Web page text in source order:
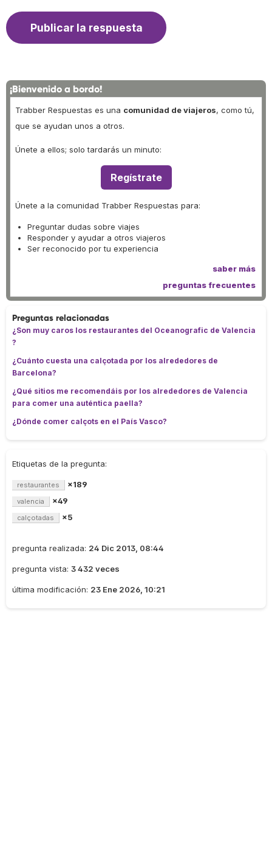
¡Bienvenido a bordo!
Trabber Respuestas es una comunidad de viajeros, como tú,
que se ayudan unos a otros.
Únete a ellos; solo tardarás un minuto:
Regístrate
Únete a la comunidad Trabber Respuestas para:
Preguntar dudas sobre viajes
Responder y ayudar a otros viajeros
Ser reconocido por tu experiencia
saber más
preguntas frecuentes
Preguntas relacionadas
¿Son muy caros los restaurantes del Oceanografic de Valencia
?
¿Cuánto cuesta una calçotada por los alrededores de
Barcelona?
¿Qué sitios me recomendáis por los alrededores de Valencia
para comer una auténtica paella?
¿Dónde comer calçots en el País Vasco?
Etiquetas de la pregunta:
restaurantes ×189
valencia ×49
calçotadas ×5
pregunta realizada: 24 Dic 2013, 08:44
pregunta vista: 3 432 veces
última modificación: 23 Ene 2026, 10:21